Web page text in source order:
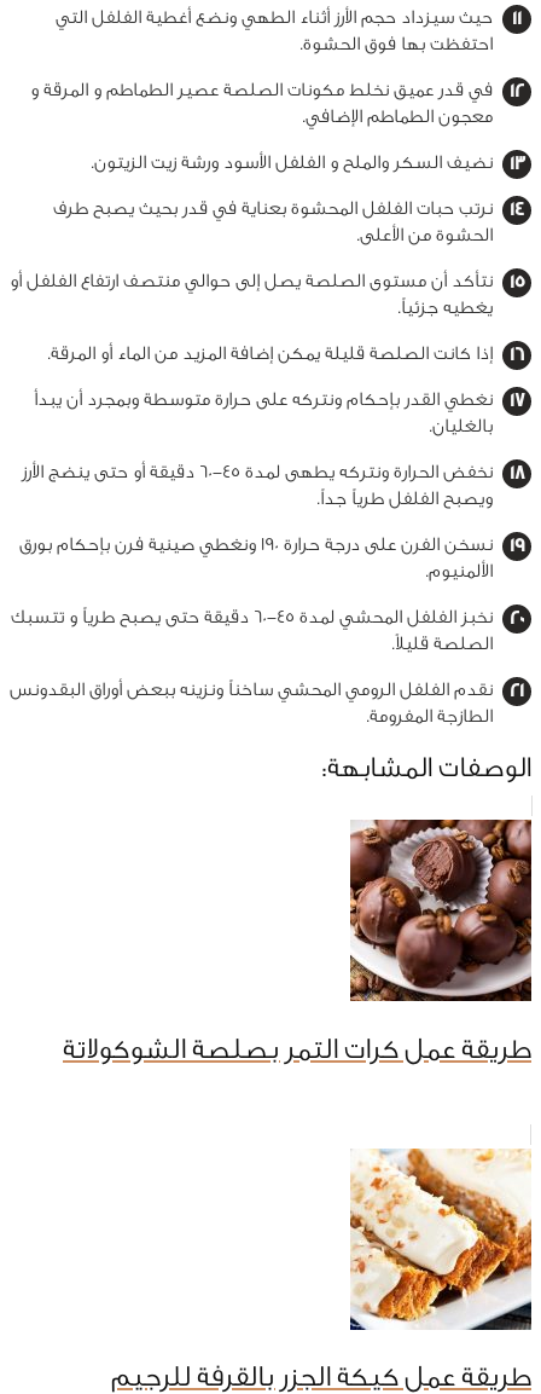
حيث سيزداد حجم الأرز أثناء الطهي ونضع أغطية الفلفل التي
احتفظت بها فوق الحشوة.
في قدر عميق نخلط مكونات الصلصة عصير الطماطم و المرقة و
معجون الطماطم الإضافي.
نضيف السكر والملح و الفلفل الأسود ورشة زيت الزيتون.
نرتب حبات الفلفل المحشوة بعناية في قدر بحيث يصبح طرف
الحشوة من الأعلى.
نتأكد أن مستوى الصلصة يصل إلى حوالي منتصف ارتفاع الفلفل أو
يغطيه جزئياً.
إذا كانت الصلصة قليلة يمكن إضافة المزيد من الماء أو المرقة.
نغطي القدر بإحكام ونتركه على حرارة متوسطة وبمجرد أن يبدأ
بالغليان.
نخفض الحرارة ونتركه يطهى لمدة 45-60 دقيقة أو حتى ينضج الأرز
ويصبح الفلفل طرياً جداً.
نسخن الفرن على درجة حرارة 190 ونغطي صينية فرن بإحكام بورق
الألمنيوم.
نخبز الفلفل المحشي لمدة 45-60 دقيقة حتى يصبح طرياً و تتسبك
الصلصة قليلاً.
نقدم الفلفل الرومي المحشي ساخناً ونزينه ببعض أوراق البقدونس
الطازجة المفرومة.
الوصفات المشابهة:
طريقة عمل كرات التمر بصلصة الشوكولاتة
طريقة عمل كيكة الجزر بالقرفة للرجيم